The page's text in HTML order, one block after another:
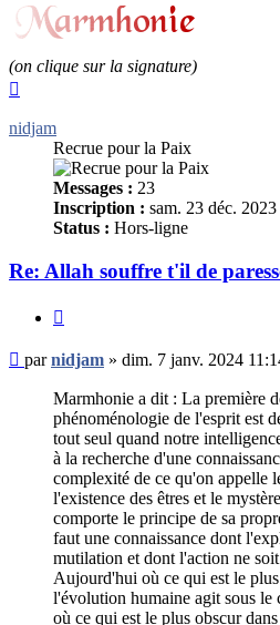
(on clique sur la signature)
nidjam
Recrue pour la Paix
Messages : 23
Inscription : sam. 23 déc.
Status : Hors-ligne
Re: Allah souffre t'il de
Message
non
parnidjam » dim. 7 janv. 2024
Marmhonie a dit : La première
phénoménologie de l'esprit est
tout seul quand notre
à la recherche d'une
complexité de ce qu'on appelle
l'existence des êtres et le
comporte le principe de sa
faut une connaissance dont
mutilation et dont l'action ne
Aujourd'hui où ce qui est le
l'évolution humaine agit sous le
où ce qui est le plus obscur